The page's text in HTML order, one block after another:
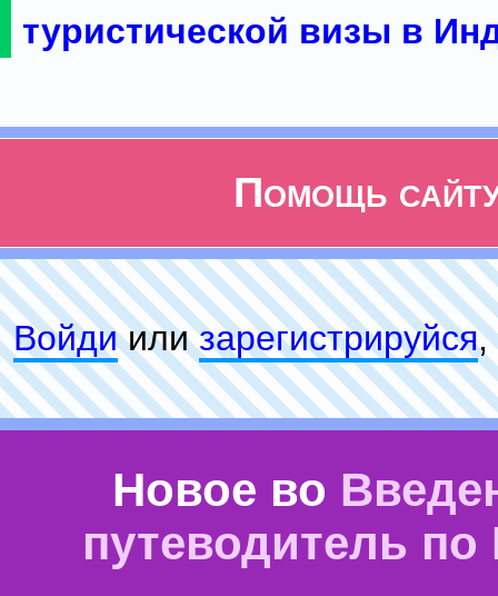
туристической визы в
Помощь
Войдиилизарeгиcтpируйся,
Новое во
путеводитель